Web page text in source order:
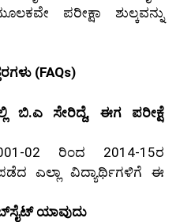
ಪರೀಕ್ಷಾ ಶುಲ್ಕವನ್ನು
(FAQs)
ಬಿ.ಎ ಸೇರಿದ್ದೆ, ಈಗ ಪರೀಕ್ಷೆ
02 ರಿಂದ 2014-15ರ
ಎಲ್ಲಾ ವಿದ್ಯಾರ್ಥಿಗಳಿಗೆ ಈ
ಯಾವುದು